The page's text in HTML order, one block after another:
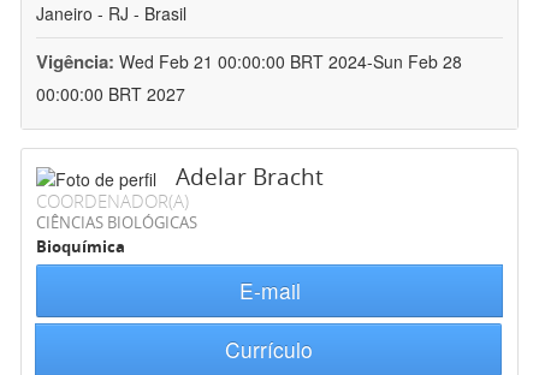
Janeiro - RJ - Brasil
Vigência: Wed Feb 21 00:00:00 BRT 2024-Sun Feb 28
00:00:00 BRT 2027
Adelar Bracht
COORDENADOR(A)
CIÊNCIAS BIOLÓGICAS
Bioquímica
E-mail
Currículo